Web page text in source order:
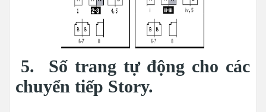
5.
Số trang tự động cho các
chuyển tiếp Story.